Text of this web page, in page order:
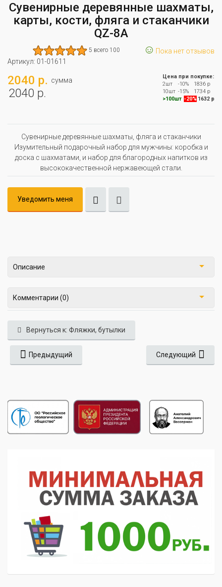
Сувенирные деревянные шахматы,
карты, кости, фляга и стаканчики
QZ-8A
5 всего 100 ☺ Пока нет отзывов
Артикул: 01-01611
2040 р. сумма
2040 р.
Цена при покупке:
2шт
-10%
1836 р
10шт -15%
1734 р
>100шт -20% 1632 р
Сувенирные деревянные шахматы, фляга и стаканчики
Изумительный подарочный набор для мужчины: коробка и
доска с шахматами, и набор для благородных напитков из
высококачественной нержавеющей стали.
Уведомить меня
Описание
Комментарии (0)
Вернуться к: Фляжки, бутылки
Предыдущий Следующий